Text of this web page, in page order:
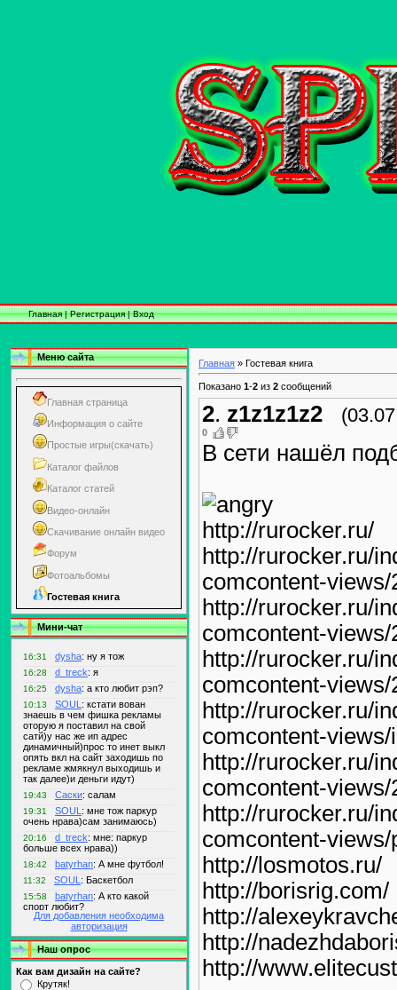
Главная|Регистрация|Вход
Меню сайта
Главная страница
Информация о сайте
Простые игры(скачать)
Каталог файлов
Каталог статей
Видео-онлайн
Скачивание онлайн видео
Форум
Фотоальбомы
Гостевая книга
Мини-чат
Для добавления необходима
авторизация
Наш опрос
Как вам дизайн на сайте?
Крутяк!
Главная » Гостевая книга
Показано 1-2 из 2 сообщений
2. z1z1z1z2
0
В сети нашёл
http://rurocker.ru/
http://rurocker.ru/
comcontent-
http://rurocker.ru/
comcontent-
http://rurocker.ru/
comcontent-
http://rurocker.ru/
comcontent-
http://rurocker.ru/
comcontent-
http://rurocker.ru/
comcontent-
http://losmotos.ru/
http://borisrig.com/
http://
http://
http://